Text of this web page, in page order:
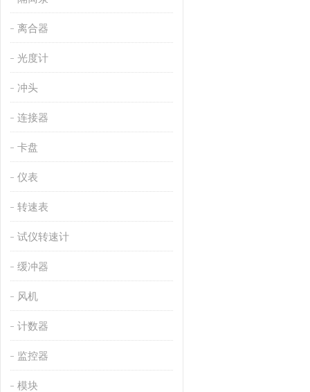
离合器
光度计
冲头
连接器
卡盘
仪表
转速表
试仪转速计
缓冲器
风机
计数器
监控器
模块